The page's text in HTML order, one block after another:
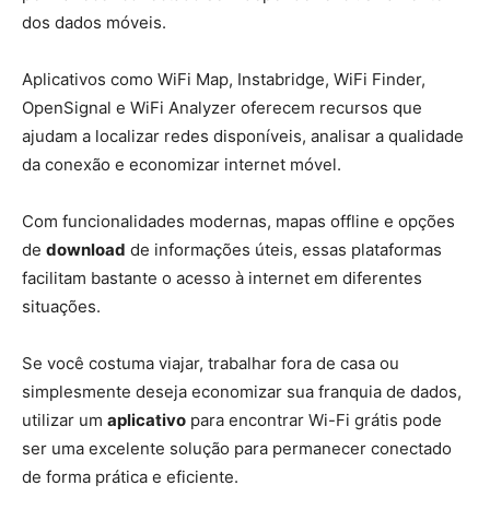
dos dados móveis.
Aplicativos como WiFi Map, Instabridge, WiFi Finder,
OpenSignal e WiFi Analyzer oferecem recursos que
ajudam a localizar redes disponíveis, analisar a qualidade
da conexão e economizar internet móvel.
Com funcionalidades modernas, mapas offline e opções
de download de informações úteis, essas plataformas
facilitam bastante o acesso à internet em diferentes
situações.
Se você costuma viajar, trabalhar fora de casa ou
simplesmente deseja economizar sua franquia de dados,
utilizar um aplicativo para encontrar Wi-Fi grátis pode
ser uma excelente solução para permanecer conectado
de forma prática e eficiente.